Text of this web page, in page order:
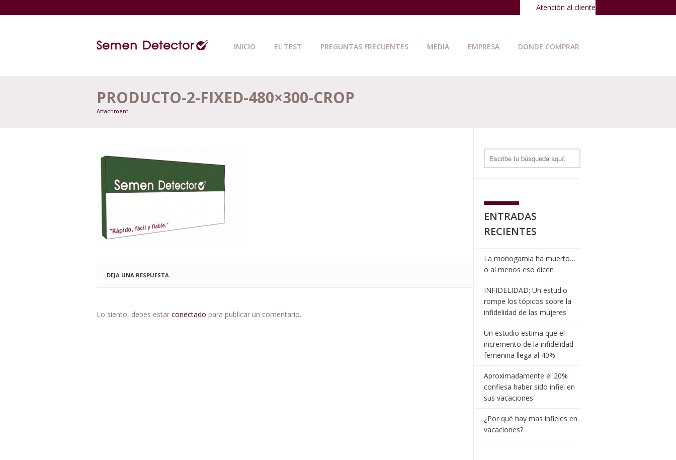
Atención al cliente
INICIO EL TEST PREGUNTAS FRECUENTES MEDIA EMPRESA DONDE COMPRAR
PRODUCTO-2-FIXED-480×300-CROP
Attachment
DEJA UNA RESPUESTA
Lo siento, debes estar conectado para publicar un comentario.
ENTRADAS
RECIENTES
La monogamia ha muerto…
o al menos eso dicen
INFIDELIDAD: Un estudio
rompe los tópicos sobre la
infidelidad de las mujeres
Un estudio estima que el
incremento de la infidelidad
femenina llega al 40%
Aproximadamente el 20%
confiesa haber sido infiel en
sus vacaciones
¿Por qué hay mas infieles en
vacaciones?